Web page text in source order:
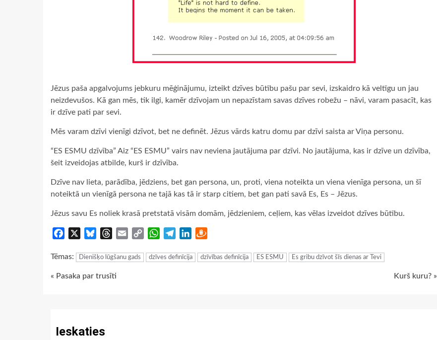
Jēzus paša apgalvojums jebkuru mēģinājumu, izteikt dzīves būtību pašu par sevi, izskaidro kā veltīgu un jau
neizdevušos. Kā gan mēs, tik ilgi, kamēr dzīvojam un nepazīstam savas dzīves robežu – nāvi, varam pasacīt, kas
ir dzīve pati par sevi.
Mēs varam dzīvi vienīgi dzīvot, bet ne definēt. Jēzus vārds katru domu par dzīvi saista ar Viņa personu.
“ES ESMU dzīvība” Aiz “ES ESMU” vairs nav neviena jautājuma par dzīvi. No jautājuma, kas ir dzīve un dzīvība,
šeit izveidojas atbilde, kurš ir dzīvība.
Dzīve nav lieta, parādība, jēdziens, bet gan persona, un, proti, viena noteikta un viena vienīga persona, un šī
noteiktā un vienīgā persona ne tajā kas tā ir starp citiem, bet gan pati savā Es, Es – Jēzus.
Jēzus savu Es noliek krasā pretstatā visām domām, jēdzieniem, ceļiem, kas vēlas izveidot dzīves būtību.
Facebook BlueskyThreads
Email
Copy
WhatsApp
TelegramLinkedIn
Tēmas: Dienišķo lūgšanu gads dzīves definīcija dzīvības definīcija ES ESMU Es gribu dzīvot šīs dienas ar Tevi
Continue
« Pasaka par trusīti Kurš kuru? »
Ieskaties